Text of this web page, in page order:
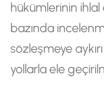
hükümlerinin
bazında
sözleşmeye
yollarla ele